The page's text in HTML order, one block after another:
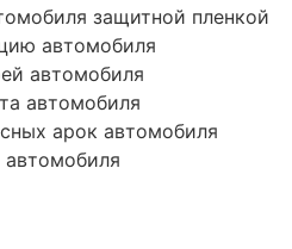
защитной пленкой
автомобиля
автомобиля
автомобиля
арок автомобиля